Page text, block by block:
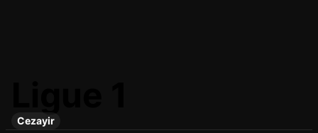
Cezayir